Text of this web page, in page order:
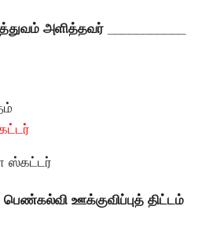
அளித்தவர் ___________
ஸ்கட்டர்
பெண்கல்வி ஊக்குவிப்புத் திட்டம்